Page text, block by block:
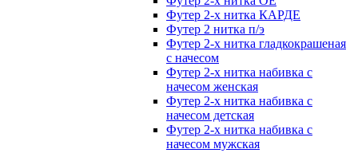
Футер 2-х нитка КАРДЕ
Футер 2 нитка п/э
Футер 2-х нитка гладкокрашеная
с начесом
Футер 2-х нитка набивка с
начесом женская
Футер 2-х нитка набивка с
начесом детская
Футер 2-х нитка набивка с
начесом мужская